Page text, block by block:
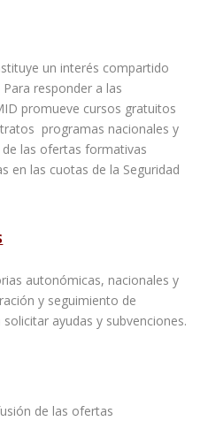
un interés compartido
responder a las
promueve cursos gratuitos
programas nacionales y
las ofertas formativas
en las cuotas de la Seguridad
autonómicas, nacionales y
y seguimiento de
ayudas y subvenciones.
de las ofertas